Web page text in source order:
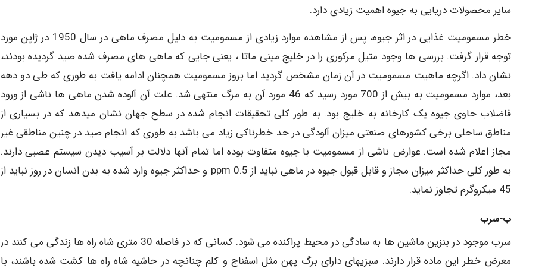
سایر محصولات دریایی به جیوه اهمیت زیادی دارد.
خطر مسمومیت غذایی در اثر جیوه، پس از مشاهده موارد زیادی از مسمومیت به دلیل مصرف ماهی در سال 1950 در ژاپن مورد
توجه قرار گرفت. بررسی ها وجود متیل مرکوری را در خلیج مینی ماتا ، یعنی جایی که ماهی های مصرف شده صید گردیده بودند،
نشان داد. اگرچه ماهیت مسمومیت در آن زمان مشخص گردید اما بروز مسمومیت همچنان ادامه یافت به طوری که طی دو دهه
بعد، موارد مسمومیت به بیش از 700 مورد رسید که 46 مورد آن به مرگ منتهی شد. علت آن آلوده شدن ماهی ها ناشی از ورود
فاضلاب حاوی جیوه یک کارخانه به خلیج بود. به طور کلی تحقیقات انجام شده در سطح جهان نشان میدهد که در بسیاری از
مناطق ساحلی برخی کشورهای صنعتی میزان آلودگی در حد خطرناکی زیاد می باشد به طوری که انجام صید در چنین مناطقی غیر
مجاز اعلام شده است. عوارض ناشی از مسمومیت با جیوه متفاوت بوده اما تمام آنها دلالت بر آسیب دیدن سیستم عصبی دارند.
به طور کلی حداکثر میزان مجاز و قابل قبول جیوه در ماهی نباید از ppm 0.5 و حداکثر جیوه وارد شده به بدن انسان در روز نباید از
45 میکروگرم تجاوز نماید.
ب-سرب
سرب موجود در بنزین ماشین ها به سادگی در محیط پراکنده می شود. کسانی که در فاصله 30 متری شاه راه ها زندگی می کنند در
معرض خطر این ماده قرار دارند. سبزیهای دارای برگ پهن مثل اسفناج و کلم چنانچه در حاشیه شاه راه ها کشت شده باشند، با